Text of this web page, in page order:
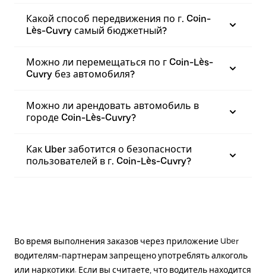
Какой способ передвижения по г. Coin-
Lès-Cuvry самый бюджетный?
Можно ли перемещаться по г Coin-Lès-
Cuvry без автомобиля?
Можно ли арендовать автомобиль в
городе Coin-Lès-Cuvry?
Как Uber заботится о безопасности
пользователей в г. Coin-Lès-Cuvry?
Во время выполнения заказов через приложение Uber
водителям-партнерам запрещено употреблять алкоголь
или наркотики. Если вы считаете, что водитель находится